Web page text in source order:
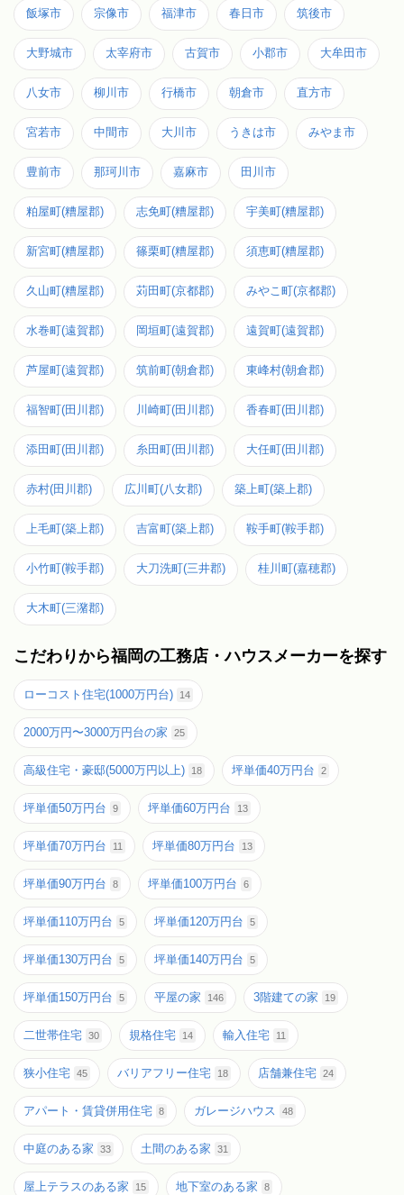
飯塚市 宗像市 福津市 春日市 筑後市
大野城市 太宰府市 古賀市 小郡市 大牟田市
八女市 柳川市 行橋市 朝倉市 直方市
宮若市 中間市 大川市 うきは市 みやま市
豊前市 那珂川市 嘉麻市 田川市
粕屋町(糟屋郡) 志免町(糟屋郡) 宇美町(糟屋郡)
新宮町(糟屋郡) 篠栗町(糟屋郡) 須恵町(糟屋郡)
久山町(糟屋郡) 苅田町(京都郡) みやこ町(京都郡)
水巻町(遠賀郡) 岡垣町(遠賀郡) 遠賀町(遠賀郡)
芦屋町(遠賀郡) 筑前町(朝倉郡) 東峰村(朝倉郡)
福智町(田川郡) 川崎町(田川郡) 香春町(田川郡)
添田町(田川郡) 糸田町(田川郡) 大任町(田川郡)
赤村(田川郡) 広川町(八女郡) 築上町(築上郡)
上毛町(築上郡) 吉富町(築上郡) 鞍手町(鞍手郡)
小竹町(鞍手郡) 大刀洗町(三井郡) 桂川町(嘉穂郡)
大木町(三潴郡)
こだわりから福岡の工務店・ハウスメーカーを探す
ローコスト住宅(1000万円台) 14
2000万円〜3000万円台の家 25
高級住宅・豪邸(5000万円以上) 18 坪単価40万円台 2
坪単価50万円台 9 坪単価60万円台 13
坪単価70万円台 11 坪単価80万円台 13
坪単価90万円台 8 坪単価100万円台 6
坪単価110万円台 5 坪単価120万円台 5
坪単価130万円台 5 坪単価140万円台 5
坪単価150万円台 5 平屋の家 146 3階建ての家 19
二世帯住宅 30 規格住宅 14 輸入住宅 11
狭小住宅 45 バリアフリー住宅 18 店舗兼住宅 24
アパート・賃貸併用住宅 8 ガレージハウス 48
中庭のある家 33 土間のある家 31
屋上テラスのある家 15 地下室のある家 8